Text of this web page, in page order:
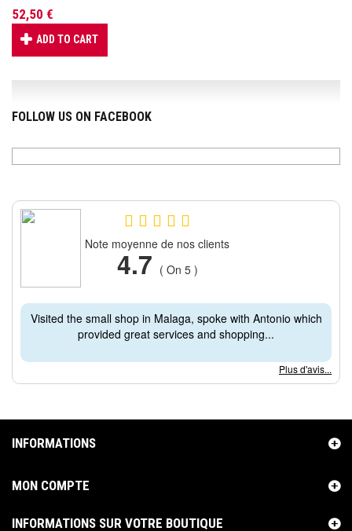
52,50 €
ADD TO CART
FOLLOW US ON FACEBOOK
Note moyenne de nos clients
4.7 ( On 5 )
Visited the small shop in Malaga, spoke with Antonio which
provided great services and shopping...
Plus d'avis...
INFORMATIONS
MON COMPTE
INFORMATIONS SUR VOTRE BOUTIQUE